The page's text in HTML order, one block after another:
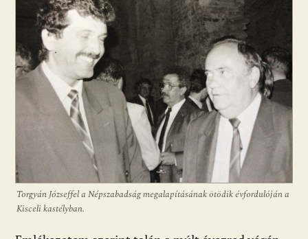
Torgyán Józseffel a Népszabadság megalapításának ötödik évfordulóján a
Kisceli kastélyban.